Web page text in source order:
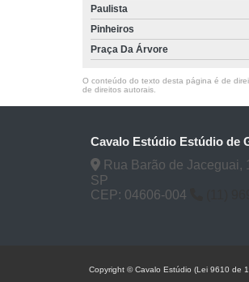
Paulista
Pinheiros
Praça Da Árvore
O conteúdo do texto desta página é de
de direitos autorais
Cavalo Estúdio Estúdio de
Rua Barão de
SP
CEP: 04606-004
Copyright © Cavalo Estúdio (Lei 9610 de